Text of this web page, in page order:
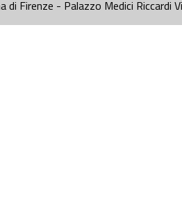
Firenze - Palazzo Medici Riccardi